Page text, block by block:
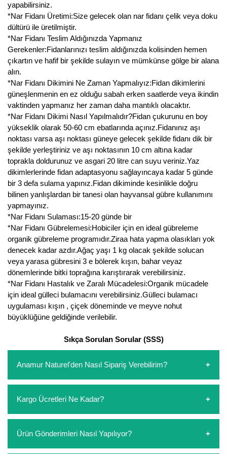
yapabilirsiniz.
*Nar Fidanı Üretimi:Size gelecek olan nar fidanı çelik veya doku
dültürü ile üretilmiştir.
*Nar Fidanı Teslim Aldığınızda Yapmanız
Gerekenler:Fidanlarınızı teslim aldığınızda kolisinden hemen
çıkartın ve hafif bir şekilde sulayın ve mümkünse gölge bir alana
alın.
*Nar Fidanı Dikimini Ne Zaman Yapmalıyız:Fidan dikimlerini
güneşlenmenin en ez olduğu sabah erken saatlerde veya ikindin
vaktinden yapmanız her zaman daha mantıklı olacaktır.
*Nar Fidanı Dikimi Nasıl Yapılmalıdır?Fidan çukurunu en boy
yükseklik olarak 50-60 cm ebatlarında açınız.Fidanınız aşı
noktası varsa aşı noktası güneye gelecek şekilde fidanı dik bir
şekilde yerleştiriniz ve aşı noktasının 10 cm altına kadar
toprakla doldurunuz ve asgari 20 litre can suyu veriniz.Yaz
dikimlerlerinde fidan adaptasyonu sağlayıncaya kadar 5 günde
bir 3 defa sulama yapınız.Fidan dikiminde kesinlikle doğru
bilinen yanlışlardan bir tanesi olan hayvansal gübre kullanımını
yapmayınız.
*Nar Fidanı Sulaması:15-20 günde bir
*Nar Fidanı Gübrelemesi:Hobiciler için en ideal gübreleme
organik gübreleme programıdır.Ziraa hata yapma olasıkları yok
denecek kadar azdır.Ağaç yaşı 1 kg olacak şekilde solucan
veya yarasa gübresini 3 e bölerek kışın, bahar veyaz
dönemlerinde bitki toprağına karıştırarak verebilirsiniz.
*Nar Fidanı Hastalık ve Zaralı Mücadelesi:Organik mücadele
için ideal gülleci bulamacını verebilirsiniz.Gülleci bulamacı
uygulaması kışın , çiçek döneminde ve meyve nohut
büyüklüğüne geldiğinde verilebilir.
Sıkça Sorulan Sorular (SSS)
Anamur Naturel'den Nasıl Sipariş Verebilirim?
oluşturarak,iletişim numaralarımızdan bizi arayarak veya
whatsapp hattımızdan bizlere isteklerinizi yazarak sipariş
ödemelerini sipariş verdikten sonra havale/eft veya sipariş
Kargo Ücretleri Ne Kadar?
etmeyin diye 1500 lira ve üzerindeki siparişlerinizde
kargoyu biz karşılıyoruz. 1500 Lira altında kalan
Ürün Gönderimleri Nasıl Yapılıyor?
Nadir Çeşit Meyveler
Nar Fidanı
Narenciye Fidanları
Nektarin Fidanı
Papaya Fidanı
Pepino Fidanı
Pitaya Fidanı
Şeftali Fidanı
Trabzon Hurması Fidanı
Üzüm Fidanı
Yaban Mersini Fidanı
Zeytin Fidanı